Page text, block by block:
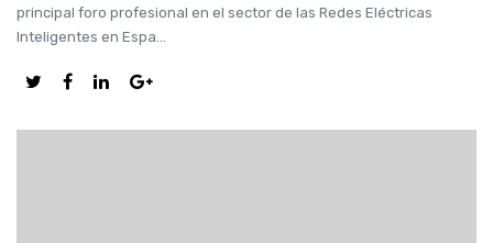
principal foro profesional en el sector de las Redes Eléctricas
Inteligentes en Espa...